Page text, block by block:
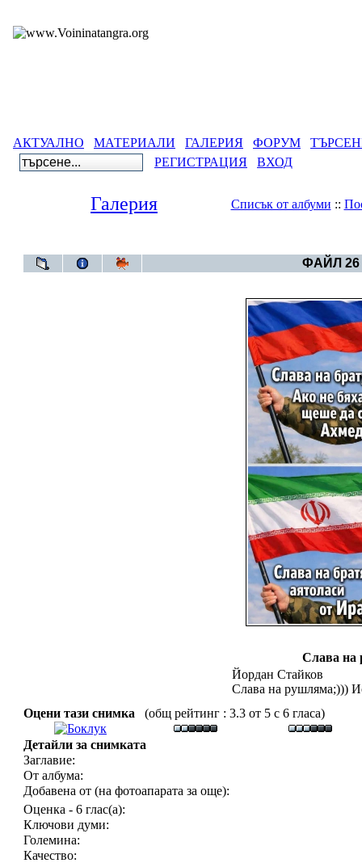
АКТУАЛНО МАТЕРИАЛИ ГАЛЕРИЯ ФОРУМ
РЕГИСТРАЦИЯ
ВХОД
Галерия Списък от албуми ::
ФАЙЛ 26
Слава на
Йордан Стайков
Слава на рушляма;)))
Оцени тази снимка
(общ рейтинг : 3.3 от 5 с 6 гласа)
Детайли за снимката
Заглавие:
От албума:
Добавена от (на фотоапарата за още):
Оценка - 6 глас(а):
Ключови думи:
Големина:
Качество: